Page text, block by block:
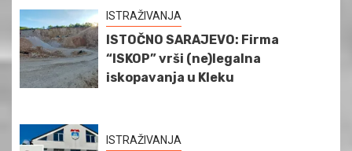
ISTRAŽIVANJA
ISTOČNO SARAJEVO: Firma
“ISKOP” vrši (ne)legalna
iskopavanja u Kleku
ISTRAŽIVANJA